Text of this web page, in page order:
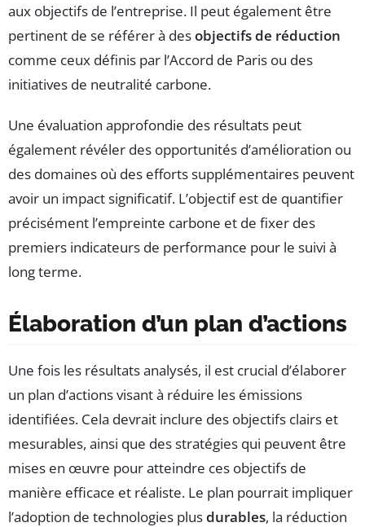
aux objectifs de l’entreprise. Il peut également être
pertinent de se référer à desobjectifs de réduction
comme ceux définis par l’Accord de Paris ou des
initiatives de neutralité carbone.
Une évaluation approfondie des résultats peut
également révéler des opportunités d’amélioration ou
des domaines où des efforts supplémentaires peuvent
avoir un impact significatif. L’objectif est de quantifier
précisément l’empreinte carbone et de fixer des
premiers indicateurs de performance pour le suivi à
long terme.
Élaboration d’un plan d’actions
Une fois les résultats analysés, il est crucial d’élaborer
un plan d’actions visant à réduire les émissions
identifiées. Cela devrait inclure des objectifs clairs et
mesurables, ainsi que des stratégies qui peuvent être
mises en œuvre pour atteindre ces objectifs de
manière efficace et réaliste. Le plan pourrait impliquer
l’adoption de technologies plusdurables, la réduction